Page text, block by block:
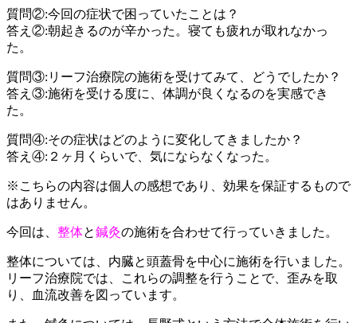
質問②:今回の症状で困っていたことは？
答え②:朝起きるのが辛かった。寝ても疲れが取れなかっ
た。
質問③:リーフ治療院の施術を受けてみて、どうでしたか？
答え③:施術を受ける度に、体調が良くなるのを実感でき
た。
質問④:その症状はどのように変化してきましたか？
答え④:２ヶ月くらいで、気にならなくなった。
※こちらの内容は個人の感想であり、効果を保証するもので
はありません。
今回は、 整体と鍼灸の施術を合わせて行っていきました。
整体については、内臓と頭蓋骨を中心に施術を行いました。
リーフ治療院では、これらの調整を行うことで、歪みを取
り、血流改善を図っています。